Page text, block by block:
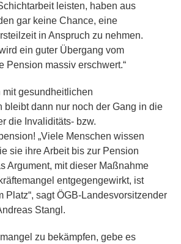
leisten, haben aus
gar keine Chance, eine
in Anspruch zu nehmen.
ein guter Übergang vom
Pension massiv erschwert.“
gesundheitlichen
bleibt dann nur noch der Gang in die
die Invaliditäts- bzw.
„Viele Menschen wissen
sie ihre Arbeit bis zur Pension
Argument, mit dieser Maßnahme
entgegengewirkt, ist
Platz“, sagt ÖGB-Landesvorsitzender
Stangl.
zu bekämpfen, gebe es